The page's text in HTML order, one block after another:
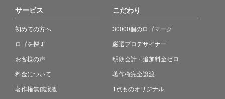
サービス
初めての方へ
ロゴを探す
お客様の声
料金について
著作権無償譲渡
こだわり
30000個のロゴマーク
厳選プロデザイナー
明朗会計・追加料金ゼロ
著作権完全譲渡
1点ものオリジナル